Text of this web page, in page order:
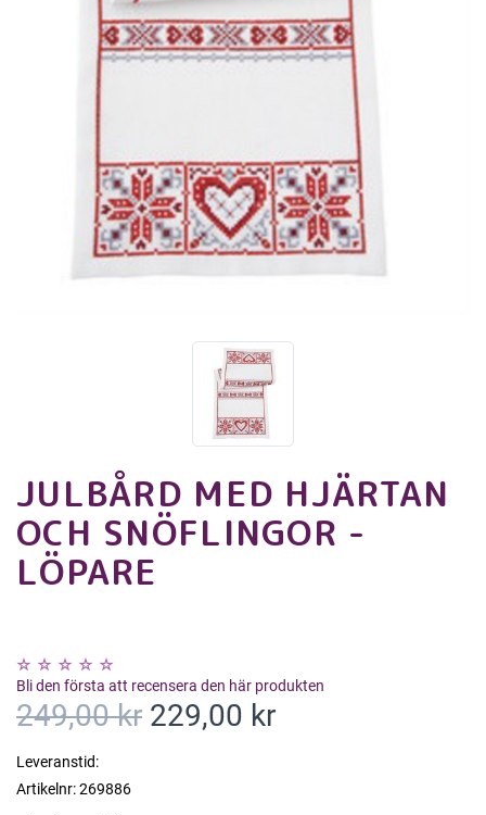
JULBÅRD MED HJÄRTAN
OCH SNÖFLINGOR -
LÖPARE
Bli den första att recensera den här produkten
249,00 kr 229,00 kr
Leveranstid:
Artikelnr:269886